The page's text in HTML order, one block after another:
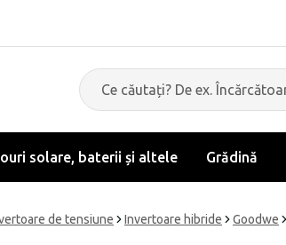
solare, baterii și altele Grădină
de tensiune Invertoare hibride Goodwe